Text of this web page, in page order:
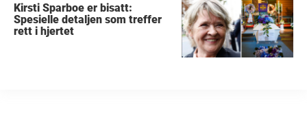
Kirsti Sparboe er bisatt:
Spesielle detaljen som treffer
rett i hjertet